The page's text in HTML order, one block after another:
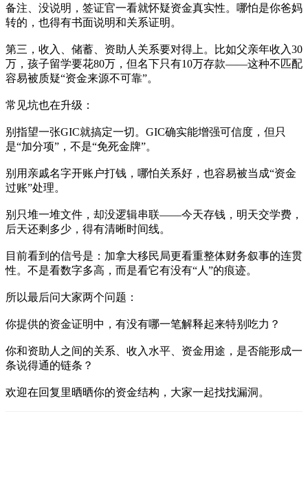
备注、没说明，签证官一看就怀疑资金真实性。哪怕是你爸妈
转的，也得有书面说明和关系证明。
第三，收入、储蓄、资助人关系要对得上。比如父亲年收入30
万，孩子留学要花80万，但名下只有10万存款——这种不匹配
容易被质疑“资金来源不可靠”。
常见坑也在升级：
别指望一张GIC就搞定一切。GIC确实能增强可信度，但只
是“加分项”，不是“免死金牌”。
别用亲戚名字开账户打钱，哪怕关系好，也容易被当成“资金
过账”处理。
别只堆一堆文件，却没逻辑串联——今天存钱，明天交学费，
后天还剩多少，得有清晰时间线。
目前看到的信号是：加拿大移民局更看重整体财务叙事的连贯
性。不是看数字多高，而是看它有没有“人”的痕迹。
所以最后问大家两个问题：
你提供的资金证明中，有没有哪一笔解释起来特别吃力？
你和资助人之间的关系、收入水平、资金用途，是否能形成一
条说得通的链条？
欢迎在回复里晒晒你的资金结构，大家一起找找漏洞。